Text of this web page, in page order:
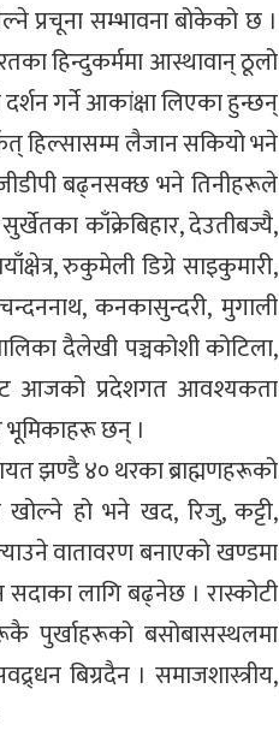
प्रचूना सम्भावना बोकेको छ ।
हिन्दुकर्ममा आस्थावान् ठूलो
गर्ने आकांक्षा लिएका हुन्छन्
हिल्सासम्म लैजान सकियो भने
बढ्नसक्छ भने तिनीहरूले
काँक्रेबिहार, देउतीबज्यै,
रुकुमेली डिग्रे साइकुमारी,
कनकासुन्दरी, मुगाली
दैलेखी पञ्चकोशी कोटिला,
आजको प्रदेशगत आवश्यकता
भूमिकाहरू छन् ।
झण्डै ४० थरका ब्राह्मणहरूको
खोल्ने हो भने खद, रिजु, कट्टी,
वातावरण बनाएको खण्डमा
लागि बढ्नेछ । रास्कोटी
पुर्खाहरूको बसोबासस्थलमा
बिग्रदैन । समाजशास्त्रीय,